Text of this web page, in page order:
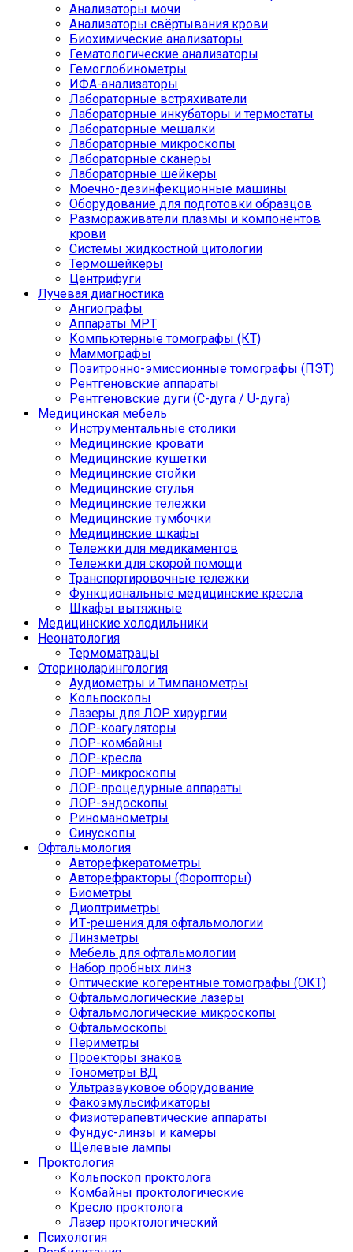
Анализаторы мочи
Анализаторы свёртывания крови
Биохимические анализаторы
Гематологические анализаторы
Гемоглобинометры
ИФА-анализаторы
Лабораторные встряхиватели
Лабораторные инкубаторы и термостаты
Лабораторные мешалки
Лабораторные микроскопы
Лабораторные сканеры
Лабораторные шейкеры
Моечно-дезинфекционные машины
Оборудование для подготовки образцов
Размораживатели плазмы и компонентов
крови
Системы жидкостной цитологии
Термошейкеры
Центрифуги
Лучевая диагностика
Ангиографы
Аппараты МРТ
Компьютерные томографы (КТ)
Маммографы
Позитронно-эмиссионные томографы (ПЭТ)
Рентгеновские аппараты
Рентгеновские дуги (С-дуга / U-дуга)
Медицинская мебель
Инструментальные столики
Медицинские кровати
Медицинские кушетки
Медицинские стойки
Медицинские стулья
Медицинские тележки
Медицинские тумбочки
Медицинские шкафы
Тележки для медикаментов
Тележки для скорой помощи
Транспортировочные тележки
Функциональные медицинские кресла
Шкафы вытяжные
Медицинские холодильники
Неонатология
Термоматрацы
Оториноларингология
Аудиометры и Тимпанометры
Кольпоскопы
Лазеры для ЛОР хирургии
ЛОР-коагуляторы
ЛОР-комбайны
ЛОР-кресла
ЛОР-микроскопы
ЛОР-процедурные аппараты
ЛОР-эндоскопы
Риноманометры
Синускопы
Офтальмология
Авторефкератометры
Авторефракторы (Форопторы)
Биометры
Диоптриметры
ИТ-решения для офтальмологии
Линзметры
Мебель для офтальмологии
Набор пробных линз
Оптические когерентные томографы (ОКТ)
Офтальмологические лазеры
Офтальмологические микроскопы
Офтальмоскопы
Периметры
Проекторы знаков
Тонометры ВД
Ультразвуковое оборудование
Факоэмульсификаторы
Физиотерапевтические аппараты
Фундус-линзы и камеры
Щелевые лампы
Проктология
Кольпоскоп проктолога
Комбайны проктологические
Кресло проктолога
Лазер проктологический
Психология